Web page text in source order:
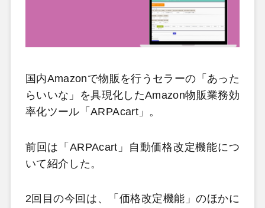
国内Amazonで物販を行うセラーの「あった
らいいな」を具現化したAmazon物販業務効
率化ツール「ARPAcart」。
前回は「ARPAcart」自動価格改定機能につ
いて紹介した。
2回目の今回は、「価格改定機能」のほかに